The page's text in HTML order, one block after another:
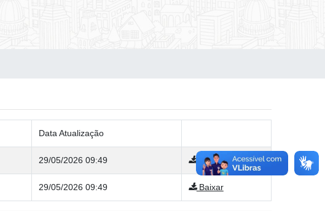
Data Atualização
29/05/2026 09:49 Baixar
29/05/2026 09:49 Baixar